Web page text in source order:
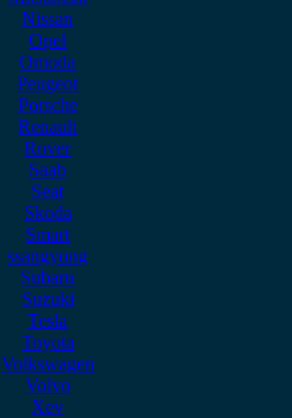
Nissan
Opel
Omoda
Peugeot
Porsche
Renault
Rover
Saab
Seat
Skoda
Smart
ssangyong
Subaru
Suzuki
Tesla
Toyota
Volkswagen
Volvo
Xev